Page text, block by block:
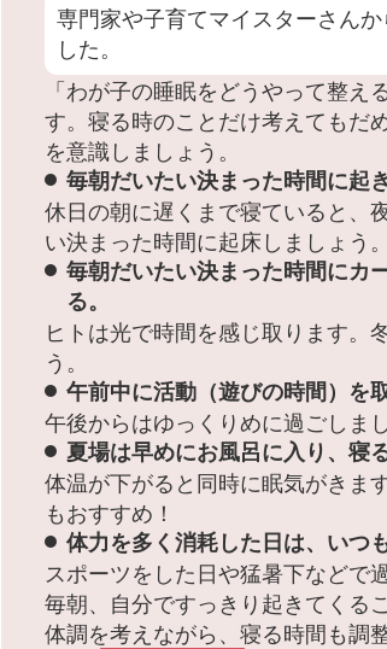
専門家や子育てマイスターさん
した。
「わが子の睡眠をどうやって整
す。寝る時のことだけ考えてもだ
を意識しましょう。
毎朝だいたい決まった時間に起き
休日の朝に遅くまで寝ていると、
い決まった時間に起床しましょう。
毎朝だいたい決まった時間にカ
る。
ヒトは光で時間を感じ取ります。
う。
午前中に活動（遊びの時間）を
午後からはゆっくりめに過ごしまし
夏場は早めにお風呂に入り、寝
体温が下がると同時に眠気がきま
もおすすめ！
体力を多く消耗した日は、いつ
スポーツをした日や猛暑下などで
毎朝、自分ですっきり起きてくる
体調を考えながら、寝る時間も調